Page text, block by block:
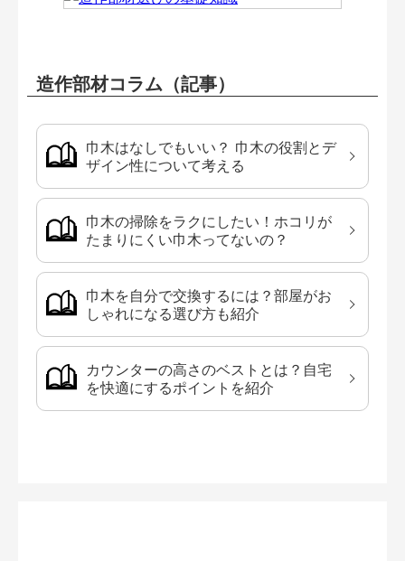
造作部材コラム（記事）
巾木はなしでもいい？ 巾木の役割とデ
ザイン性について考える
巾木の掃除をラクにしたい！ホコリが
たまりにくい巾木ってないの？
巾木を自分で交換するには？部屋がお
しゃれになる選び方も紹介
カウンターの高さのベストとは？自宅
を快適にするポイントを紹介